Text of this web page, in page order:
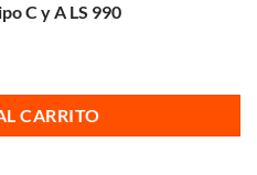
C y A LS 990
CARRITO